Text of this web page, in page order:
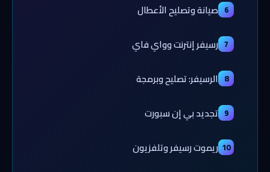
6 صيانة وتصليح الأعطال
7 رسيفر إنترنت وواي فاي
8 الرسيفر: تصليح وبرمجة
9 تجديد بي إن سبورت
10 ريموت رسيفر وتلفزيون